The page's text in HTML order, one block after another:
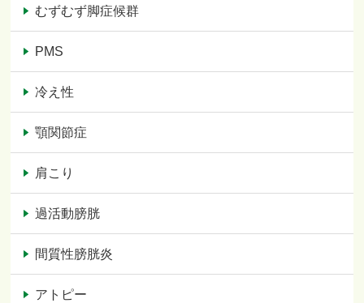
むずむず脚症候群
PMS
冷え性
顎関節症
肩こり
過活動膀胱
間質性膀胱炎
アトピー